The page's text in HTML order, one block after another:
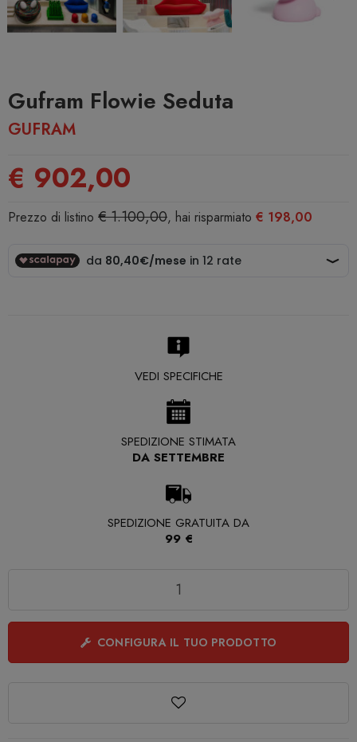
Gufram Flowie Seduta
GUFRAM
€ 902,00
Prezzo di listino € 1.100,00, hai risparmiato € 198,00
VEDI SPECIFICHE
SPEDIZIONE STIMATA
DA SETTEMBRE
SPEDIZIONE GRATUITA DA
99 €
CONFIGURA IL TUO PRODOTTO